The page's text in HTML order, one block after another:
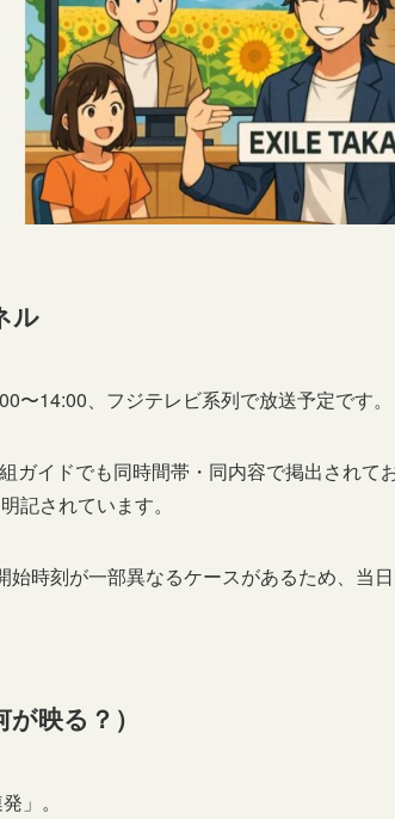
ル
〜14:00、フジテレビ系列で放送予定です。
ガイドでも同時間帯・同内容で掲出されて
記されています。
始時刻が一部異なるケースがあるため、当
映る？）
」。